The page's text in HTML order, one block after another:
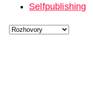
Selfpublishing